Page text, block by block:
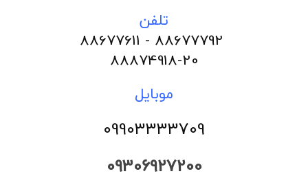
تلفن
88874918-20
موبایل
09903333709
09306927200